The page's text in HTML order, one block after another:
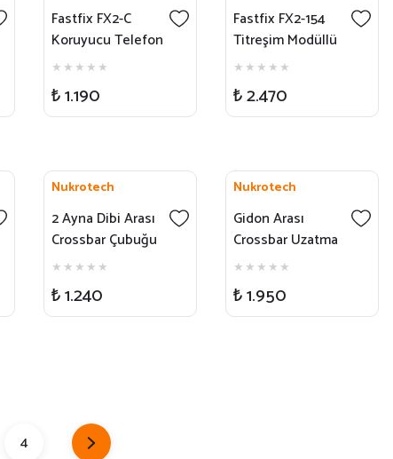
Fastfix FX2-C
Koruyucu Telefon
Kılıfı Magsafe
Uyumlu
₺ 1.190
Fastfix FX2-154
Titreşim Modüllü
Telefon Tutucu
₺ 2.470
Nukrotech
2 Ayna Dibi Arası
Crossbar Çubuğu
ve Denge Çubuğu
HB3
₺ 1.240
Nukrotech
Gidon Arası
Crossbar Uzatma
Çubuğu ve Denge
Çubuğu HB4-L
₺ 1.950
4